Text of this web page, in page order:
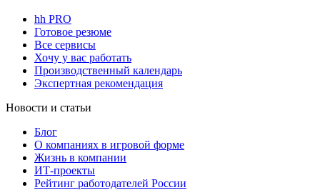
hh PRO
Готовое резюме
Все сервисы
Хочу у вас работать
Производственный календарь
Экспертная рекомендация
Новости и статьи
Блог
О компаниях в игровой форме
Жизнь в компании
ИТ-проекты
Рейтинг работодателей России